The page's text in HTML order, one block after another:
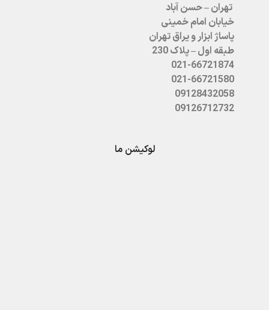
تهران – حسن آباد
خیابان امام خمینی
پاساژ ابزار و یراق تهران
طبقه اول – پلاک 230
021-66721874
021-66721580
09128432058
09126712732
لوکیشن ما